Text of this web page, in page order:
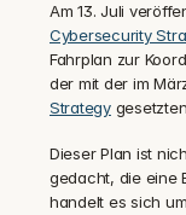
Am 13. Juli
Cybersecurity
Fahrplan zur
der mit der im
Strategy
Dieser Plan ist
gedacht, die eine
handelt es sich